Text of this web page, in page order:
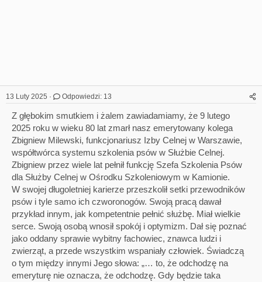
13 Luty 2025 Odpowiedzi: 13
Z głębokim smutkiem i żalem zawiadamiamy, że 9 lutego
2025 roku w wieku 80 lat zmarł nasz emerytowany kolega
Zbigniew Milewski, funkcjonariusz Izby Celnej w Warszawie,
współtwórca systemu szkolenia psów w Służbie Celnej.
Zbigniew przez wiele lat pełnił funkcję Szefa Szkolenia Psów
dla Służby Celnej w Ośrodku Szkoleniowym w Kamionie.
W swojej długoletniej karierze przeszkolił setki przewodników
psów i tyle samo ich czworonogów. Swoją pracą dawał
przykład innym, jak kompetentnie pełnić służbę. Miał wielkie
serce. Swoją osobą wnosił spokój i optymizm. Dał się poznać
jako oddany sprawie wybitny fachowiec, znawca ludzi i
zwierząt, a przede wszystkim wspaniały człowiek. Świadczą
o tym między innymi Jego słowa: „… to, że odchodzę na
emeryturę nie oznacza, że odchodzę. Gdy będzie taka